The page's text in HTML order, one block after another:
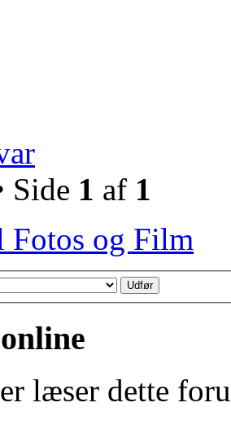
Side 1 af 1
Fotos og Film
læser dette